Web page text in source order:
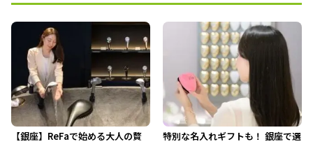
【銀座】ReFaで始める大人の贅
特別な名入れギフトも！ 銀座で選